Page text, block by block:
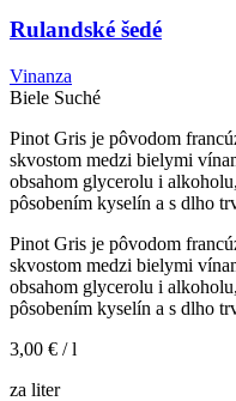
Rulandské šedé
Vinanza
Biele Suché
Pinot Gris je pôvodom
skvostom medzi bielymi
obsahom glycerolu i
pôsobením kyselín a s dlho
Pinot Gris je pôvodom
skvostom medzi bielymi
obsahom glycerolu i
pôsobením kyselín a s dlho
3,00 € / l
za liter